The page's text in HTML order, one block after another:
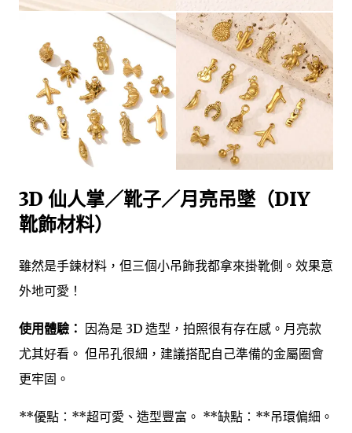
3D 仙人掌／靴子／月亮吊墜（DIY
靴飾材料）
雖然是手鍊材料，但三個小吊飾我都拿來掛靴側。效果意
外地可愛！
使用體驗： 因為是 3D 造型，拍照很有存在感。月亮款
尤其好看。 但吊孔很細，建議搭配自己準備的金屬圈會
更牢固。
**優點：**超可愛、造型豐富。 **缺點：**吊環偏細。